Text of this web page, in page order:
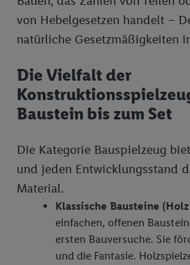
von Hebelgesetzen handelt –
natürliche Gesetzmäßigkeiten
Die Vielfalt der
Baustein bis zum Set
Die Kategorie Bauspielzeug
und jeden Entwicklungsstand
Material.
Klassische Bausteine
einfachen, offenen
ersten Bauversuche. Sie
und die Fantasie.